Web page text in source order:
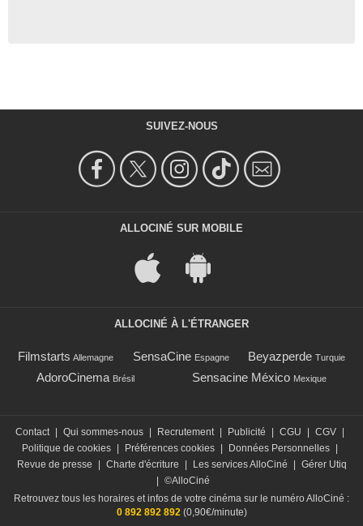
SUIVEZ-NOUS
ALLOCINÉ SUR MOBILE
ALLOCINÉ À L'ÉTRANGER
Filmstarts Allemagne SensaCine Espagne Beyazperde Turquie
AdoroCinema Brésil Sensacine México Mexique
Contact | Qui sommes-nous | Recrutement | Publicité | CGU | CGV |
Politique de cookies | Préférences cookies | Données Personnelles |
Revue de presse
| Charte d'écriture | Les services AlloCiné | Gérer Utiq
| ©AlloCiné
Retrouvez tous les horaires et infos de votre cinéma sur le numéro AlloCiné :
0 892 892 892(0,90€/minute)